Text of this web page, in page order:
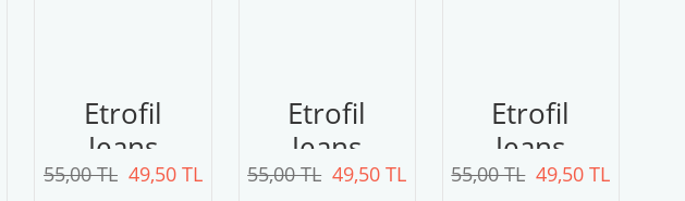
Etrofil
Jeans
04749,50 TL
55,00 TL
Etrofil
Jeans
02449,50 TL
55,00 TL
Etrofil
Jeans
01449,50 TL
55,00 TL